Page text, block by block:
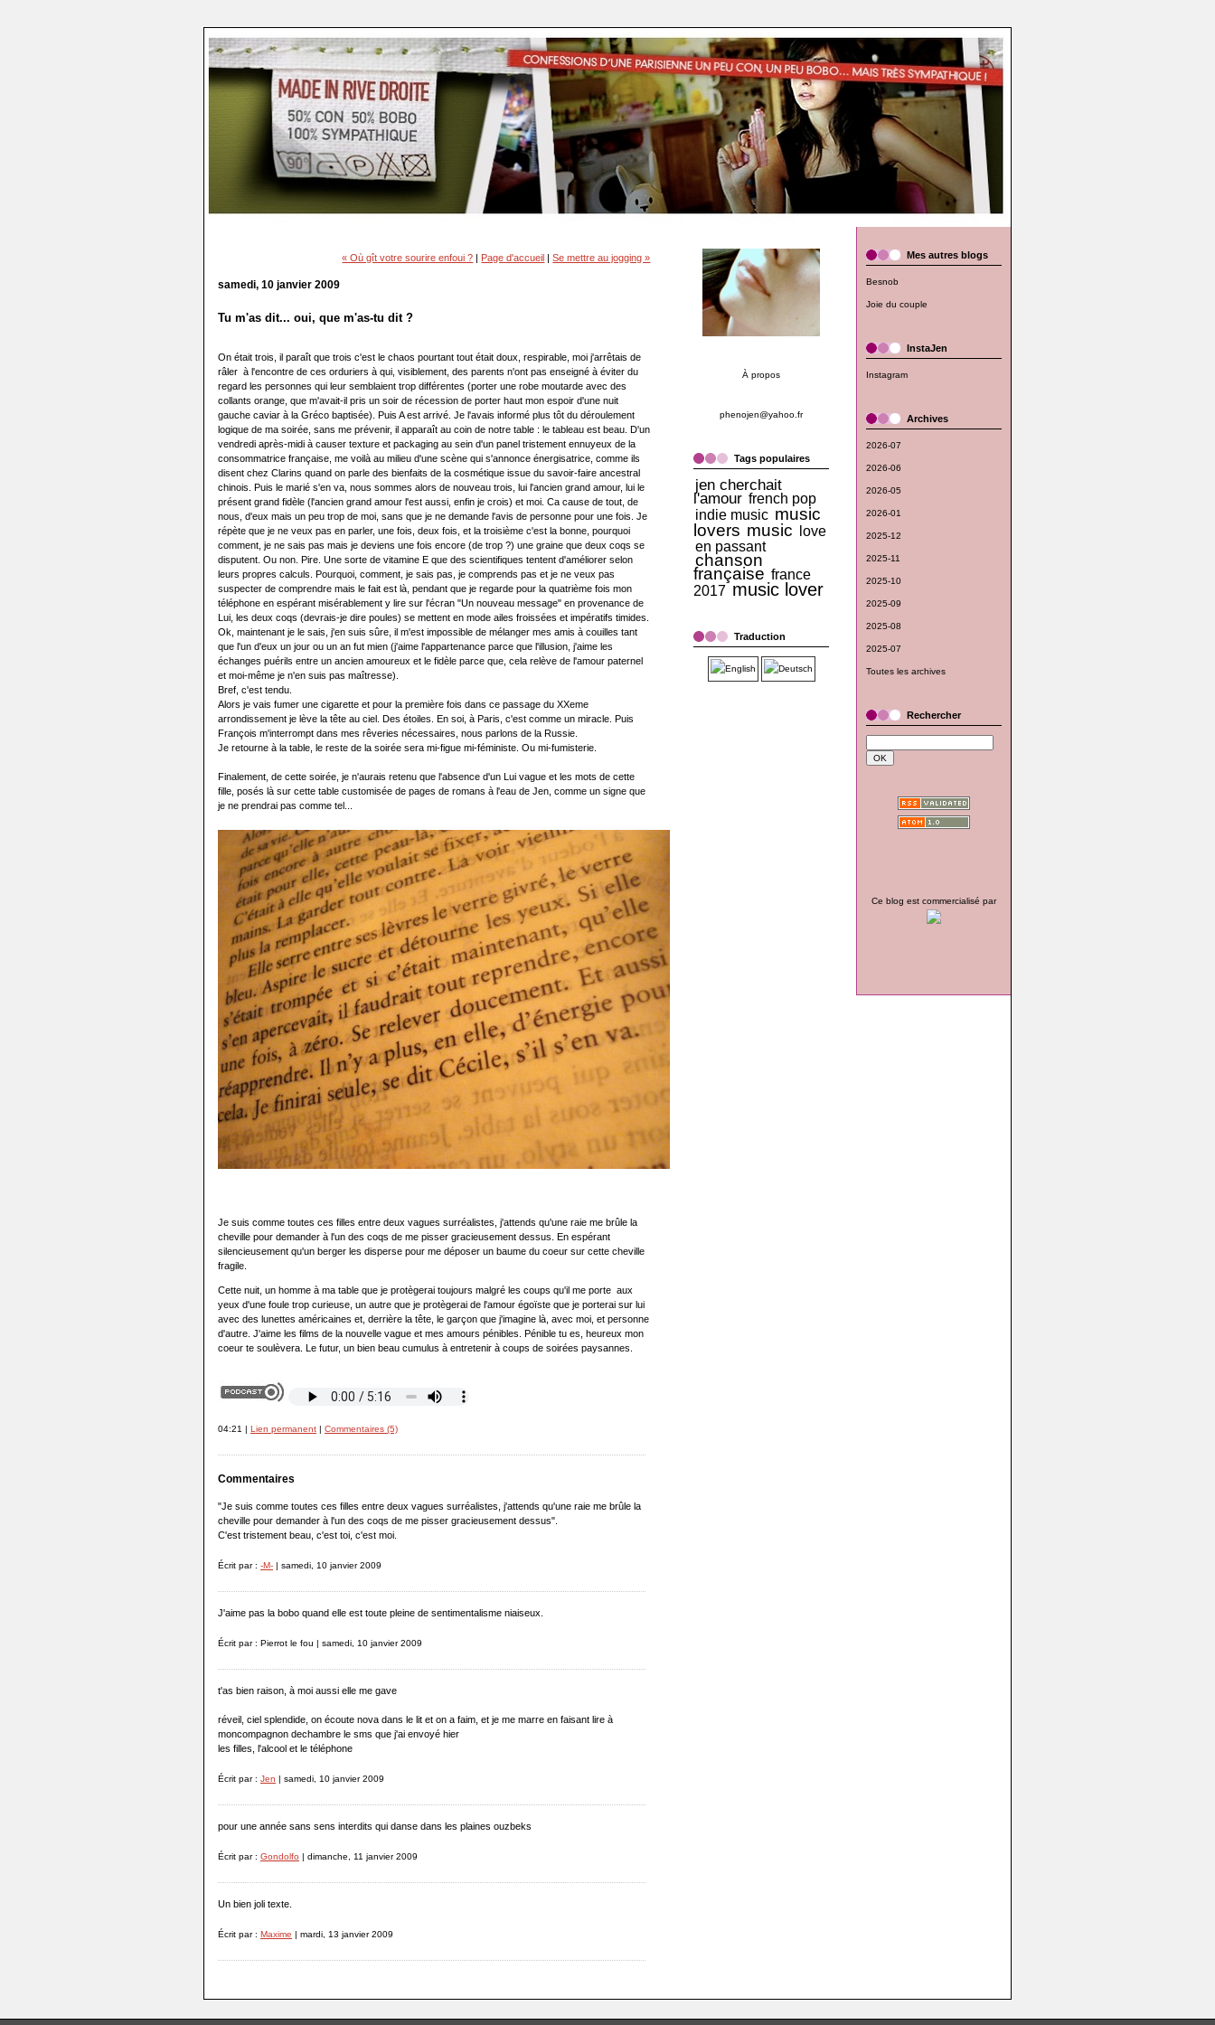
« Où gît votre sourire enfoui ? | Page d'accueil |Se mettre au jogging »
samedi, 10 janvier 2009
Tu m'as dit... oui, que m'as-tu dit ?
On était trois, il paraît que trois c'est le chaos pourtant tout était doux, respirable, moi j'arrêtais de
râler à l'encontre de ces orduriers à qui, visiblement, des parents n'ont pas enseigné à éviter du
regard les personnes qui leur semblaient trop différentes (porter une robe moutarde avec des
collants orange, que m'avait-il pris un soir de récession de porter haut mon espoir d'une nuit
gauche caviar à la Gréco baptisée). Puis A est arrivé. Je l'avais informé plus tôt du déroulement
logique de ma soirée, sans me prévenir, il apparaît au coin de notre table : le tableau est beau. D'un
vendredi après-midi à causer texture et packaging au sein d'un panel tristement ennuyeux de la
consommatrice française, me voilà au milieu d'une scène qui s'annonce énergisatrice, comme ils
disent chez Clarins quand on parle des bienfaits de la cosmétique issue du savoir-faire ancestral
chinois. Puis le marié s'en va, nous sommes alors de nouveau trois, lui l'ancien grand amour, lui le
présent grand fidèle (l'ancien grand amour l'est aussi, enfin je crois) et moi. Ca cause de tout, de
nous, d'eux mais un peu trop de moi, sans que je ne demande l'avis de personne pour une fois. Je
répète que je ne veux pas en parler, une fois, deux fois, et la troisième c'est la bonne, pourquoi
comment, je ne sais pas mais je deviens une fois encore (de trop ?) une graine que deux coqs se
disputent. Ou non. Pire. Une sorte de vitamine E que des scientifiques tentent d'améliorer selon
leurs propres calculs. Pourquoi, comment, je sais pas, je comprends pas et je ne veux pas
suspecter de comprendre mais le fait est là, pendant que je regarde pour la quatrième fois mon
téléphone en espérant misérablement y lire sur l'écran "Un nouveau message" en provenance de
Lui, les deux coqs (devrais-je dire poules) se mettent en mode ailes froissées et impératifs timides.
Ok, maintenant je le sais, j'en suis sûre, il m'est impossible de mélanger mes amis à couilles tant
que l'un d'eux un jour ou un an fut mien (j'aime l'appartenance parce que l'illusion, j'aime les
échanges puérils entre un ancien amoureux et le fidèle parce que, cela relève de l'amour paternel
et moi-même je n'en suis pas maîtresse).
Bref, c'est tendu.
Alors je vais fumer une cigarette et pour la première fois dans ce passage du XXeme
arrondissement je lève la tête au ciel. Des étoiles. En soi, à Paris, c'est comme un miracle. Puis
François m'interrompt dans mes rêveries nécessaires, nous parlons de la Russie.
Je retourne à la table, le reste de la soirée sera mi-figue mi-féministe. Ou mi-fumisterie.
Finalement, de cette soirée, je n'aurais retenu que l'absence d'un Lui vague et les mots de cette
fille, posés là sur cette table customisée de pages de romans à l'eau de Jen, comme un signe que
je ne prendrai pas comme tel...
Je suis comme toutes ces filles entre deux vagues surréalistes, j'attends qu'une raie me brûle la
cheville pour demander à l'un des coqs de me pisser gracieusement dessus. En espérant
silencieusement qu'un berger les disperse pour me déposer un baume du coeur sur cette cheville
fragile.
Cette nuit, un homme à ma table que je protègerai toujours malgré les coups qu'il me porte aux
yeux d'une foule trop curieuse, un autre que je protègerai de l'amour égoïste que je porterai sur lui
avec des lunettes américaines et, derrière la tête, le garçon que j'imagine là, avec moi, et personne
d'autre. J'aime les films de la nouvelle vague et mes amours pénibles. Pénible tu es, heureux mon
coeur te soulèvera. Le futur, un bien beau cumulus à entretenir à coups de soirées paysannes.
04:21 | Lien permanent | Commentaires (5)
Commentaires
"Je suis comme toutes ces filles entre deux vagues surréalistes, j'attends qu'une raie me brûle la
cheville pour demander à l'un des coqs de me pisser gracieusement dessus".
C'est tristement beau, c'est toi, c'est moi.
Écrit par : -M- | samedi, 10 janvier 2009
J'aime pas la bobo quand elle est toute pleine de sentimentalisme niaiseux.
Écrit par : Pierrot le fou | samedi, 10 janvier 2009
t'as bien raison, à moi aussi elle me gave
réveil, ciel splendide, on écoute nova dans le lit et on a faim, et je me marre en faisant lire à
moncompagnon dechambre le sms que j'ai envoyé hier
les filles, l'alcool et le téléphone
Écrit par : Jen | samedi, 10 janvier 2009
pour une année sans sens interdits qui danse dans les plaines ouzbeks
Écrit par : Gondolfo | dimanche, 11 janvier 2009
Un bien joli texte.
Écrit par : Maxime | mardi, 13 janvier 2009
À propos
phenojen@yahoo.fr
Tags populaires
jen cherchait
l'amour french pop
indie music music
lovers music
love
en passant
chanson
française france
2017 music lover
Traduction
Mes autres blogs
Besnob
Joie du couple
InstaJen
Instagram
Archives
2026-07
2026-06
2026-05
2026-01
2025-12
2025-11
2025-10
2025-09
2025-08
2025-07
Toutes les archives
Rechercher
Ce blog est commercialisé par